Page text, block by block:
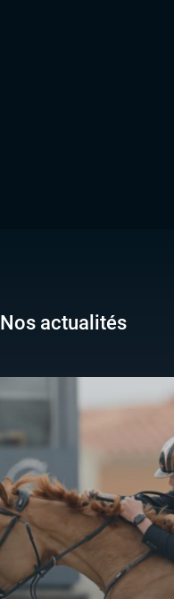
Nos actualités